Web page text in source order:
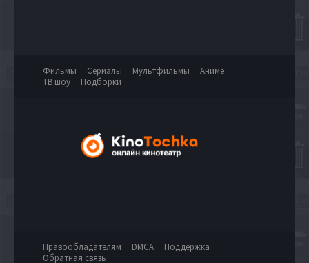
Фильмы Сериалы Мультфильмы
Аниме
ТВ шоу
Подборки
Правообладателям DMCA
Поддержка
Обратная связь